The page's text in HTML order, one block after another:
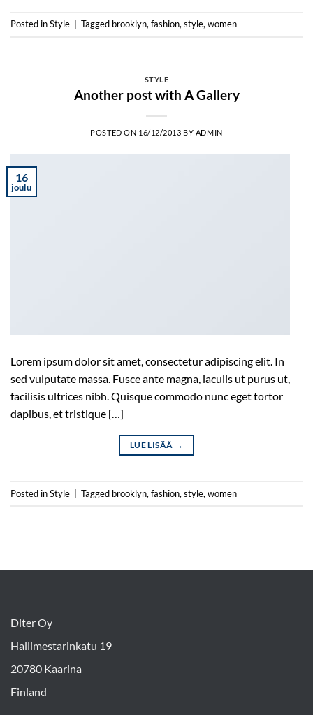
Posted inStyle Tagged brooklyn, fashion, style, women
STYLE
Another post with A Gallery
POSTED ON 16/12/2013 BY ADMIN
16
joulu
Lorem ipsum dolor sit amet, consectetur adipiscing elit. In
sed vulputate massa. Fusce ante magna, iaculis ut purus ut,
facilisis ultrices nibh. Quisque commodo nunc eget tortor
dapibus, et tristique […]
LUE LISÄÄ →
Posted inStyle Tagged brooklyn, fashion, style, women
Diter Oy
Hallimestarinkatu 19
20780 Kaarina
Finland